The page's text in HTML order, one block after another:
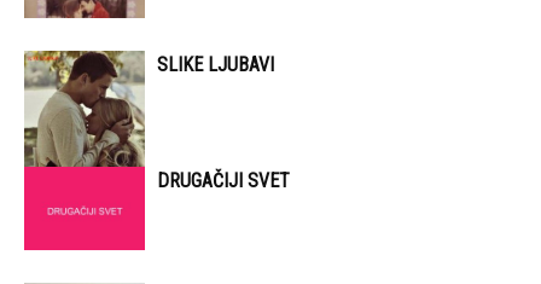
SLIKE LJUBAVI
DRUGAČIJI SVET